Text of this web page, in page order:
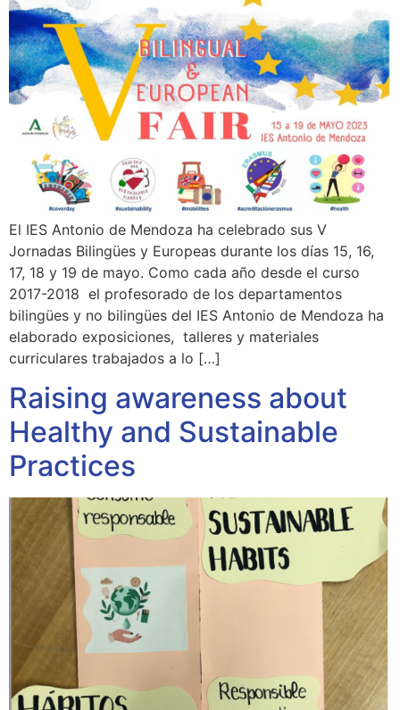
El IES Antonio de Mendoza ha celebrado sus V
Jornadas Bilingües y Europeas durante los días 15, 16,
17, 18 y 19 de mayo. Como cada año desde el curso
2017-2018 el profesorado de los departamentos
bilingües y no bilingües del IES Antonio de Mendoza ha
elaborado exposiciones, talleres y materiales
curriculares trabajados a lo […]
Raising awareness about
Healthy and Sustainable
Practices